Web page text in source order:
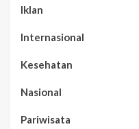
Iklan
Internasional
Kesehatan
Nasional
Pariwisata